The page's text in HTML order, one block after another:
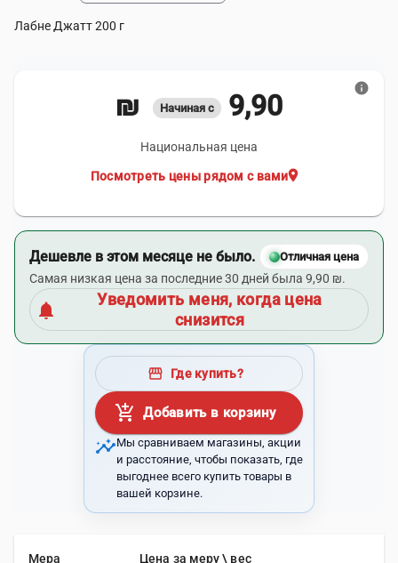
Лабне Джатт 200 г
Начиная с 9,90 ₪
Национальная цена
location_on
Посмотреть цены рядом с вами
info
Дешевле в этом месяце не было. Отличная цена
Самая низкая цена за последние 30 дней была 9,90 ₪.
notifications
Уведомить меня, когда цена
снизится
storefront Где купить?
add_shopping_cart Добавить в корзину
insightsМы сравниваем магазины, акции
и расстояние, чтобы показать, где
выгоднее всего купить товары в
вашей корзине.
Мера Цена за меру \ вес